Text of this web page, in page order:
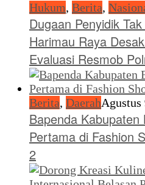
Hukum, Berita,
Dugaan Penyidik
Harimau Raya
Evaluasi Resmob
Berita, DaerahAgustus
Bapenda
Pertama di Fashion
2